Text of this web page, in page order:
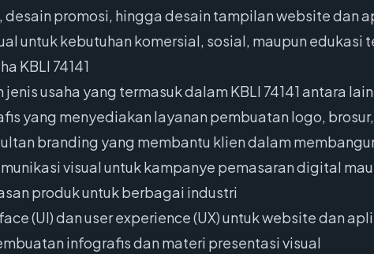
desain promosi, hingga desain tampilan website dan
untuk kebutuhan komersial, sosial, maupun edukasi
KBLI 74141
usaha yang termasuk dalam KBLI 74141 antara
yang menyediakan layanan pembuatan logo,
branding yang membantu klien dalam
visual untuk kampanye pemasaran digital
produk untuk berbagai industri
(UI) dan user experience (UX) untuk website dan
infografis dan materi presentasi visual